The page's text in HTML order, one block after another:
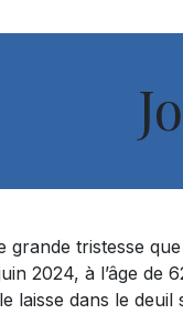
grande tristesse
2024, à l’âge de
laisse dans le